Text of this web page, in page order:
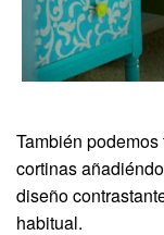
También
cortinas
diseño
habitual.